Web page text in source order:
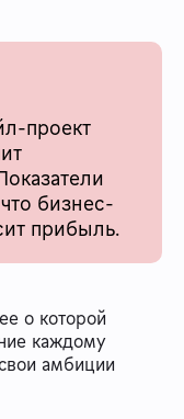
проект
бизнес-
прибыль.
о которой
каждому
амбиции